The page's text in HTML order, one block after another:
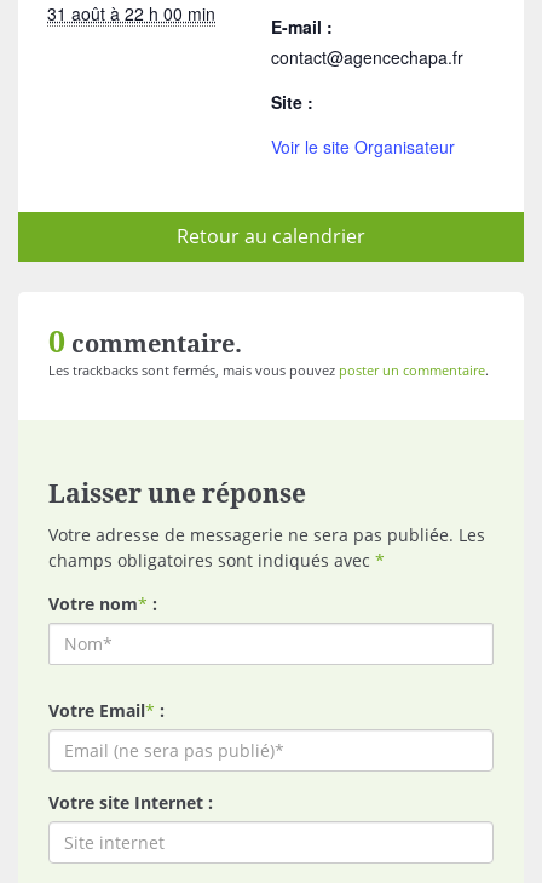
31 août à 22 h 00 min
E-mail :
contact@agencechapa.fr
Site :
Voir le site Organisateur
Retour au calendrier
0 commentaire.
Les trackbacks sont fermés, mais vous pouvez poster un commentaire.
Laisser une réponse
Votre adresse de messagerie ne sera pas publiée. Les
champs obligatoires sont indiqués avec *
Votre nom* :
Votre Email* :
Votre site Internet :